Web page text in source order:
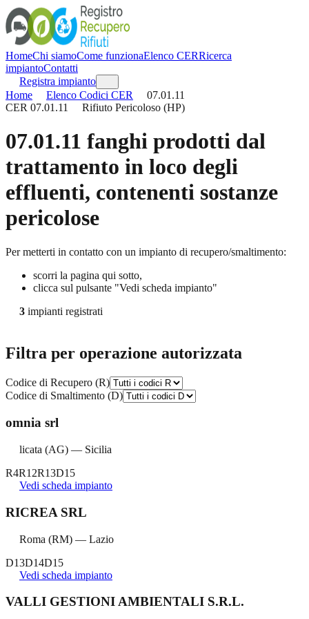
HomeChi siamoCome funzionaElenco CERRicerca
impiantoContatti
Registra impianto
Home
Elenco Codici CER
07.01.11
CER 07.01.11 Rifiuto Pericoloso (HP)
07.01.11 fanghi prodotti dal
trattamento in loco degli
effluenti, contenenti sostanze
pericolose
Per metterti in contatto con un impianto di recupero/smaltimento:
scorri la pagina qui sotto,
clicca sul pulsante "Vedi scheda impianto"
3 impianti registrati
Filtra per operazione autorizzata
Codice di Recupero (R)
Codice di Smaltimento (D)
omnia srl
licata (AG) — Sicilia
R4R12R13D15
Vedi scheda impianto
RICREA SRL
Roma (RM) — Lazio
D13D14D15
Vedi scheda impianto
VALLI GESTIONI AMBIENTALI S.R.L.